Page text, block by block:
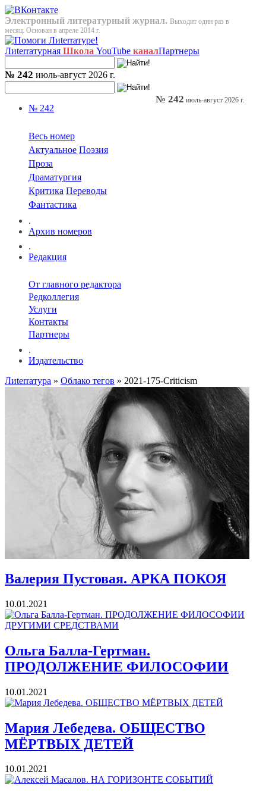
Электронный литературный журнал. Выходит один раз в
месяц. Основан в апреле 2014 г.
Лиterraтурная Школа YouTube каналПартнеры
№ 242 июль-август 2026 г.
№ 242
Весь номер
Актуальное Поэзия
Проза
Драматургия
Критика Переводы
Фантастика
.
Архив номеров
.
Редакция
От главного редактора
Редколлегия
Услуги
Контакты
Партнеры
.
Издательство
№ 242 июль-август 2026 г.
Лиterraтура » Облако тегов » 2021-175-Criticism
Валерия Пустовая. АРКА ПОКОЯ
10.01.2021
Ольга Балла-Гертман.
ПРОДОЛЖЕНИЕ ФИЛОСОФИИ
10.01.2021
Мария Лебедева. ОБЩЕСТВО
МЁРТВЫХ ДЕТЕЙ
10.01.2021